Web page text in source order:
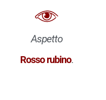
Aspetto
Rosso rubino.